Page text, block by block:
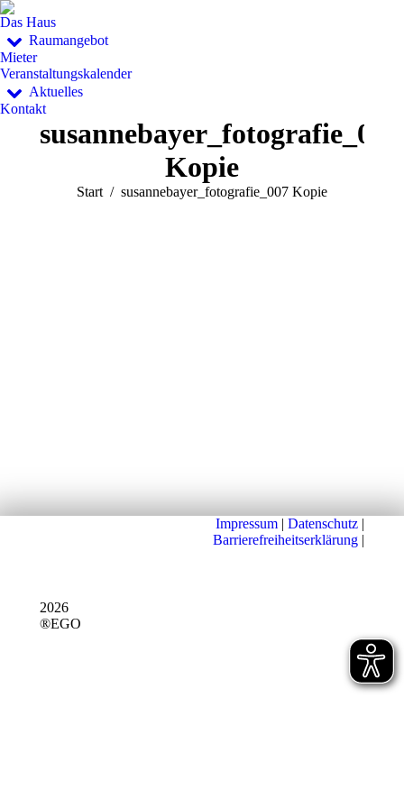
Das Haus
Raumangebot
Mieter
Veranstaltungskalender
Aktuelles
Kontakt
susannebayer_fotografie_007
Kopie
Sie befinden sich hier:
Start susannebayer_fotografie_007 Kopie
2026
®EGO
Impressum | Datenschutz |
Barrierefreiheitserklärung |